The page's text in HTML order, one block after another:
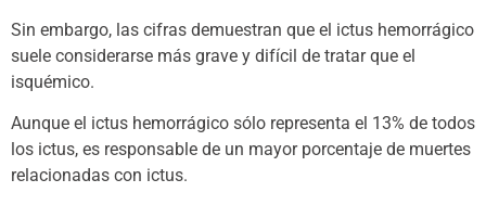
Sin embargo, las cifras demuestran que el ictus hemorrágico
suele considerarse más grave y difícil de tratar que el
isquémico.
Aunque el ictus hemorrágico sólo representa el 13% de todos
los ictus, es responsable de un mayor porcentaje de muertes
relacionadas con ictus.